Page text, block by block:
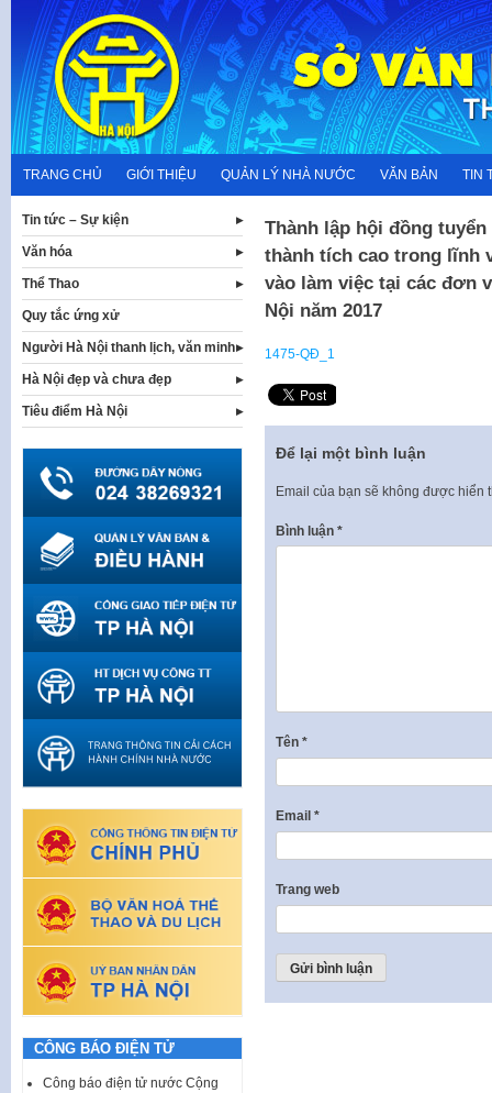
content
TRANG CHỦ GIỚI THIỆU QUẢN LÝ NHÀ NƯỚC VĂN BẢN TIN
Thành lập hội đồng
thành tích cao trong lĩnh
vào làm việc tại các đơn
Nội năm 2017
1475-QĐ_1
Để lại một bình luận
Email của bạn sẽ không được hiển
Bình luận *
Tên *
Email *
Trang web
Tin tức – Sự kiện
Văn hóa
Thể Thao
Quy tắc ứng xử
Người Hà Nội thanh lịch, văn minh
Hà Nội đẹp và chưa đẹp
Tiêu điểm Hà Nội
CÔNG BÁO ĐIỆN TỬ
Công báo điện tử nước Cộng